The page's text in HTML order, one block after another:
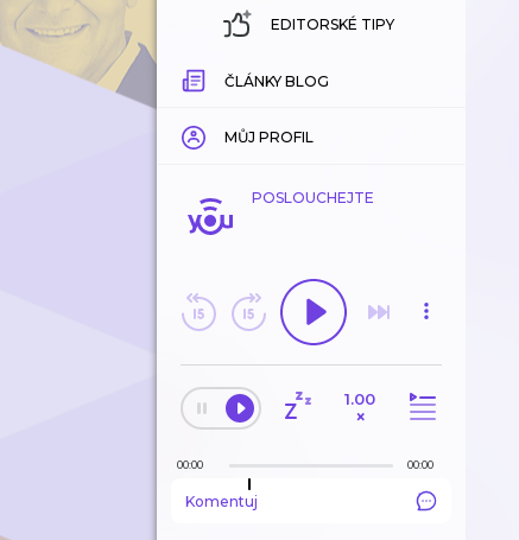
EDITORSKÉ TIPY
ČLÁNKY BLOG
MŮJ PROFIL
POSLOUCHEJTE
1.00
×
00:00 00:00
Komentuj